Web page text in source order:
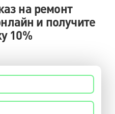
на ремонт
и получите
10%